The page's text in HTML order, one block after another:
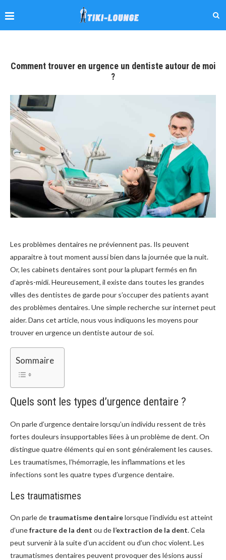
Comment trouver en urgence un dentiste autour de moi
?
Les problèmes dentaires ne préviennent pas. Ils peuvent
apparaitre à tout moment aussi bien dans la journée que la nuit.
Or, les cabinets dentaires sont pour la plupart fermés en fin
d’après-midi. Heureusement, il existe dans toutes les grandes
villes des dentistes de garde pour s’occuper des patients ayant
des problèmes dentaires. Une simple recherche sur internet peut
aider. Dans cet article, nous vous indiquons les moyens pour
trouver en urgence un dentiste autour de soi.
Sommaire
Quels sont les types d’urgence dentaire ?
On parle d’urgence dentaire lorsqu’un individu ressent de très
fortes douleurs insupportables liées à un problème de dent. On
distingue quatre éléments qui en sont généralement les causes.
Les traumatismes, l’hémorragie, les inflammations et les
infections sont les quatre types d’urgence dentaire.
Les traumatismes
On parle de traumatisme dentairelorsque l’individu est atteint
d’unefracture de la dent ou de l’extraction de la dent. Cela
peut survenir à la suite d’un accident ou d’un choc violent. Les
traumatismes dentaires peuvent provoquer des lésions aussi